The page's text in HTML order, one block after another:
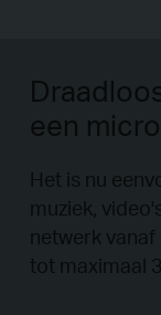
een
Het is nu
muziek,
netwerk
tot maximaal